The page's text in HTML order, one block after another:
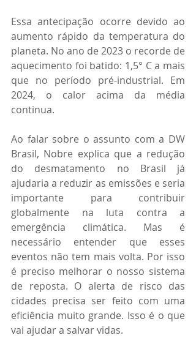
Essa antecipação ocorre devido ao
aumento rápido da temperatura do
planeta. No ano de 2023 o recorde de
aquecimento foi batido: 1,5° C a mais
que no período pré-industrial. Em
2024, o calor acima da média
continua.
Ao falar sobre o assunto com a DW
Brasil, Nobre explica que a redução
do desmatamento no Brasil já
ajudaria a reduzir as emissões e seria
importante para contribuir
globalmente na luta contra a
emergência climática. Mas é
necessário entender que esses
eventos não tem mais volta. Por isso
é preciso melhorar o nosso sistema
de reposta. O alerta de risco das
cidades precisa ser feito com uma
eficiência muito grande. Isso é o que
vai ajudar a salvar vidas.